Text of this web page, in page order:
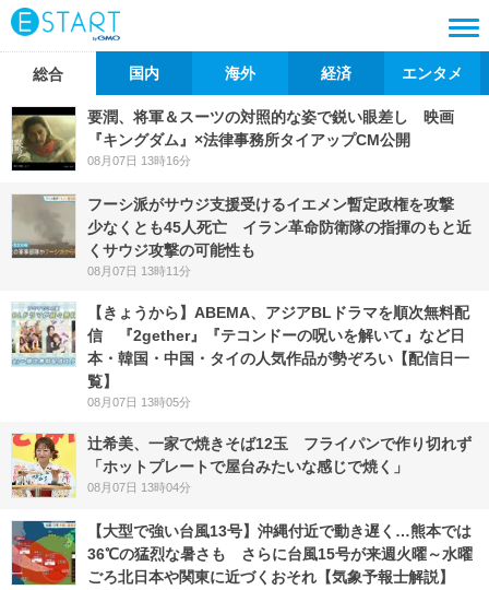
総合 国内 海外 経済 エンタメ
要潤、将軍＆スーツの対照的な姿で鋭い眼差し 映画
『キングダム』×法律事務所タイアップCM公開
08月07日 13時16分
フーシ派がサウジ支援受けるイエメン暫定政権を攻撃
少なくとも45人死亡 イラン革命防衛隊の指揮のもと近
くサウジ攻撃の可能性も
08月07日 13時11分
【きょうから】ABEMA、アジアBLドラマを順次無料配
信 『2gether』『テコンドーの呪いを解いて』など日
本・韓国・中国・タイの人気作品が勢ぞろい【配信日一
覧】
08月07日 13時05分
辻希美、一家で焼きそば12玉 フライパンで作り切れず
「ホットプレートで屋台みたいな感じで焼く」
08月07日 13時04分
【大型で強い台風13号】沖縄付近で動き遅く…熊本では
36℃の猛烈な暑さも さらに台風15号が来週火曜～水曜
ごろ北日本や関東に近づくおそれ【気象予報士解説】